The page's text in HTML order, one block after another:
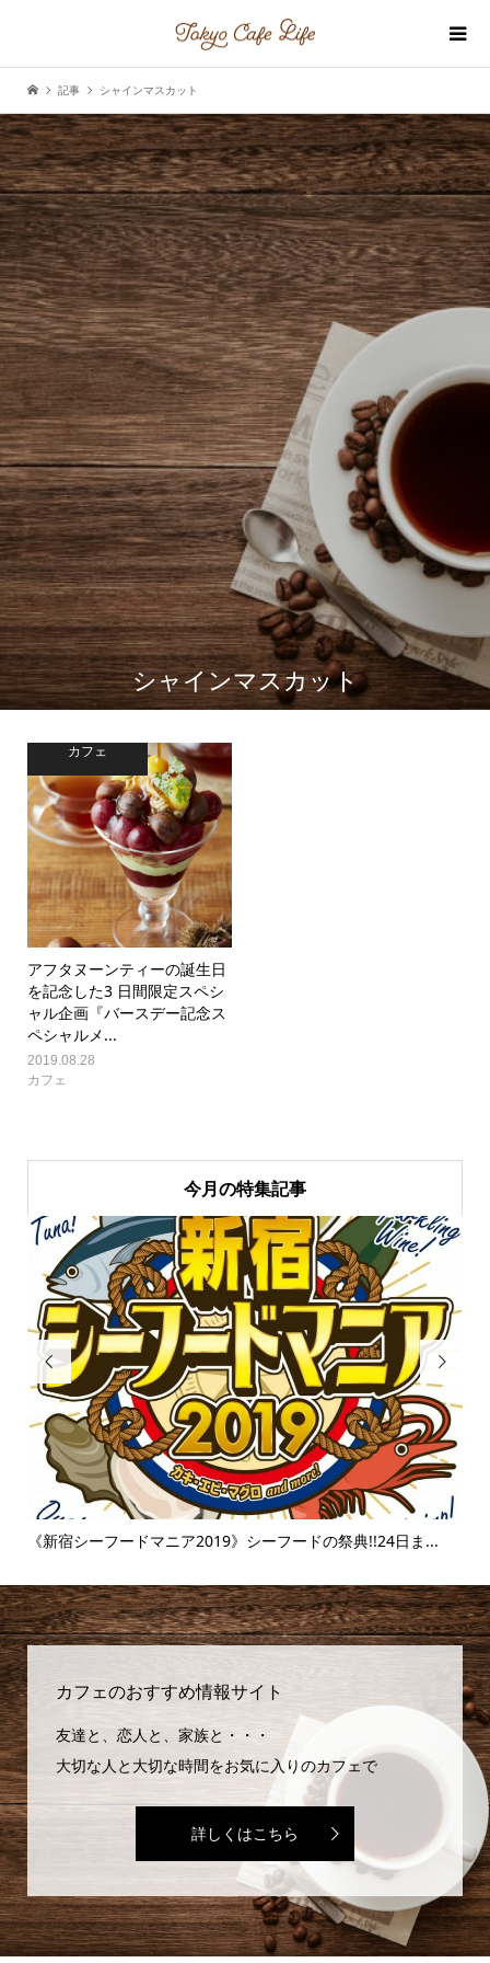
記事 シャインマスカット
シャインマスカット
カフェ
アフタヌーンティーの誕生日
を記念した3 日間限定スペシ
ャル企画『バースデー記念ス
ペシャルメ...
2019.08.28
カフェ
今月の特集記事

《新宿シーフードマニア2019》シーフードの祭典!!24日ま...

カフェのおすすめ情報サイト
友達と、恋人と、家族と・・・
大切な人と大切な時間をお気に入りのカフェで
詳しくはこちら